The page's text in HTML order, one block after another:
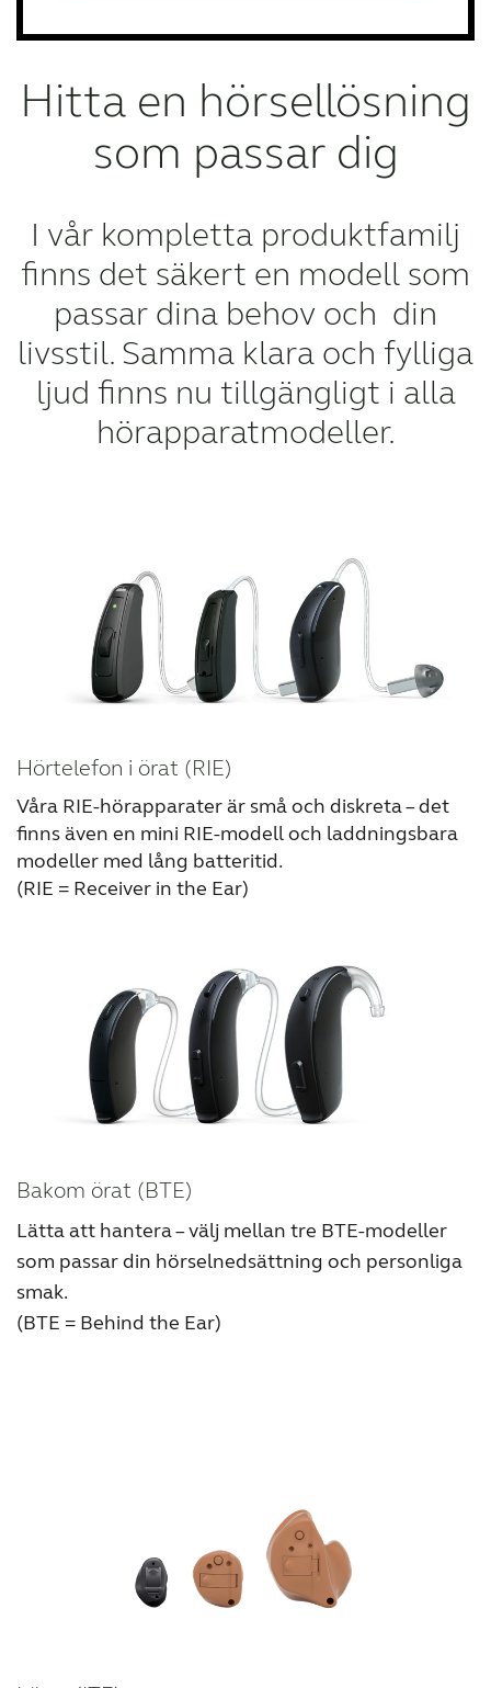
Hitta en hörsellösning
som passar dig
I vår kompletta produktfamilj
finns det säkert en modell som
passar dina behov och din
livsstil. Samma klara och fylliga
ljud finns nu tillgängligt i alla
hörapparatmodeller.
Hörtelefon i örat (RIE)
Våra RIE-hörapparater är små och diskreta – det
finns även en mini RIE-modell och laddningsbara
modeller med lång batteritid.
(RIE = Receiver in the Ear)
Bakom örat (BTE)
Lätta att hantera – välj mellan tre BTE-modeller
som passar din hörselnedsättning och personliga
smak.
(BTE = Behind the Ear)